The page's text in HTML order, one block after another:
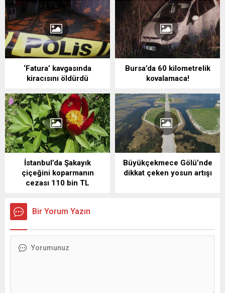
‘Fatura’ kavgasında
kiracısını öldürdü
Bursa’da 60 kilometrelik
kovalamaca!
İstanbul’da Şakayık
çiçeğini koparmanın
cezası 110 bin TL
Büyükçekmece Gölü’nde
dikkat çeken yosun artışı
Bir Yorum Yazın